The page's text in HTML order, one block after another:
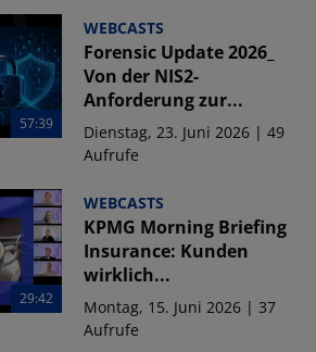
57:39
WEBCASTS
Forensic Update 2026_
Von der NIS2-
Anforderung zur...
Dienstag, 23. Juni 2026 | 49
Aufrufe
29:42
WEBCASTS
KPMG Morning Briefing
Insurance: Kunden
wirklich...
Montag, 15. Juni 2026 | 37
Aufrufe